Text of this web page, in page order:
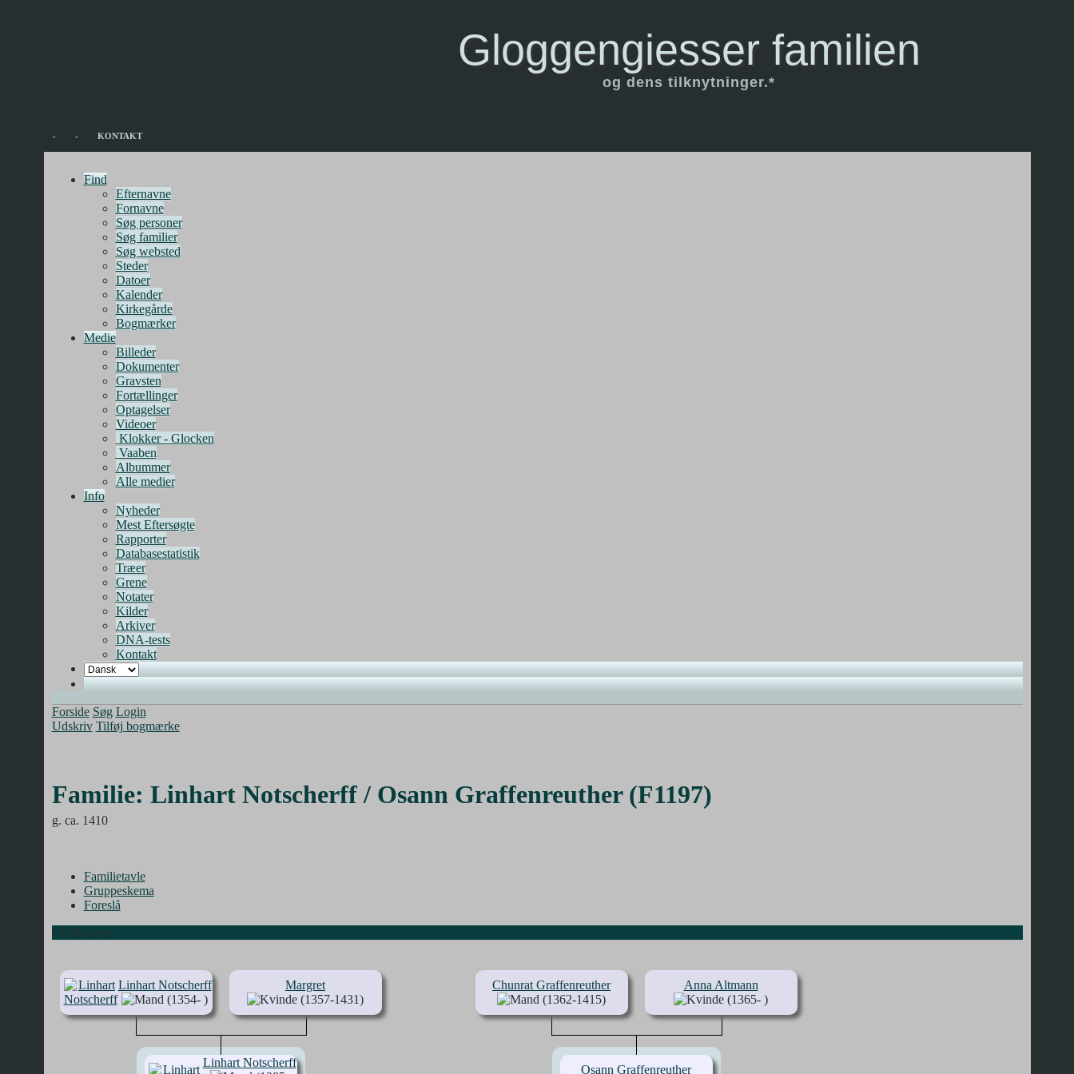
Gloggengiesser familien
og dens tilknytninger.*
- - KONTAKT
Find
Efternavne
Fornavne
Søg personer
Søg familier
Søg websted
Steder
Datoer
Kalender
Kirkegårde
Bogmærker
Medie
Billeder
Dokumenter
Gravsten
Fortællinger
Optagelser
Videoer
Klokker - Glocken
Vaaben
Albummer
Alle medier
Info
Nyheder
Mest Eftersøgte
Rapporter
Databasestatistik
Træer
Grene
Notater
Kilder
Arkiver
DNA-tests
Kontakt
Forside Søg Login
Udskriv Tilføj bogmærke
Familie: Linhart Notscherff / Osann Graffenreuther (F1197)
g. ca. 1410
Familietavle
Gruppeskema
Foreslå
Familietavle
|
Linhart Notscherff
(1354- )
Margret
(1357-1431)
Chunrat Graffenreuther
(1362-1415)
Anna Altmann
(1365- )
Linhart Notscherff
Osann Graffenreuther